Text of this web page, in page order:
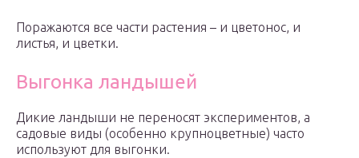
Поражаются все части растения – и цветонос, и
листья, и цветки.
Выгонка ландышей
Дикие ландыши не переносят экспериментов, а
садовые виды (особенно крупноцветные) часто
используют для выгонки.